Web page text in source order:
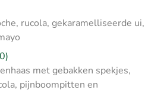
rucola, gekaramelliseerde ui,
met gebakken spekjes,
pijnboompitten en